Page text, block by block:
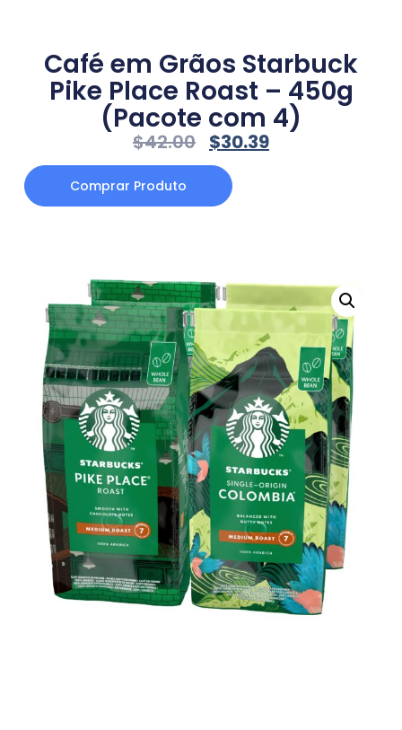
Café em Grãos Starbuck
Pike Place Roast – 450g
(Pacote com 4)
$42.00 $30.39
Comprar Produto